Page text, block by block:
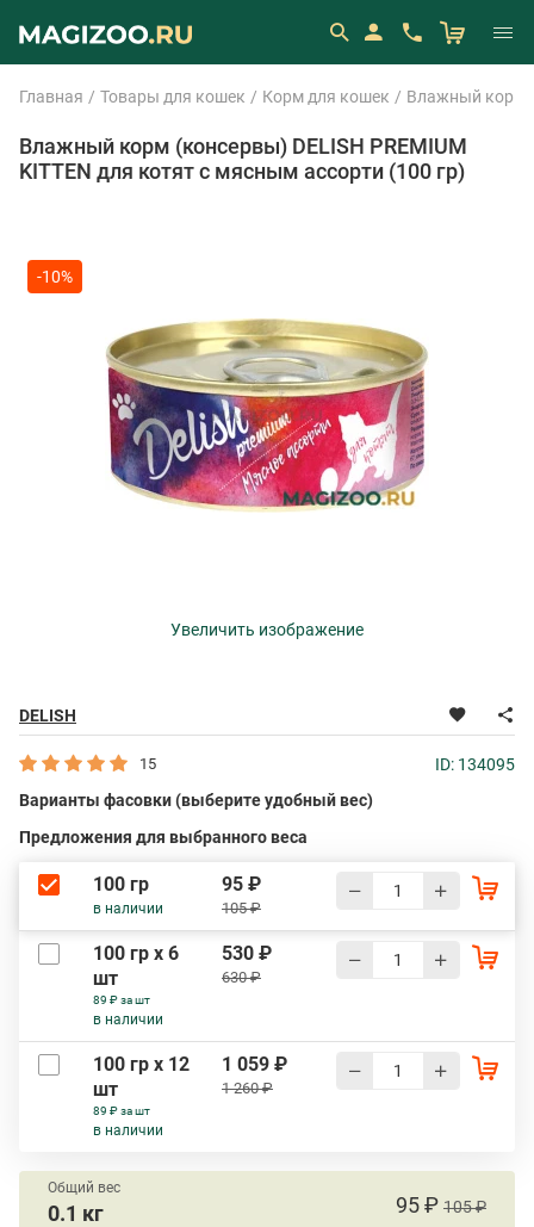
Главная Товары для кошек Корм для кошек Влажный корм
Влажный корм (консервы) DELISH PREMIUM
KITTEN для котят с мясным ассорти (100 гр)
DELISH
-10%
Увеличить изображение
15
ID: 134095
Варианты фасовки (выберите удобный вес)
Предложения для выбранного веса
100 гр
в наличии
95 ₽
105 ₽
100 гр х 6
шт
89 ₽ за шт
в наличии
530 ₽
630 ₽
100 гр х 12
шт
89 ₽ за шт
в наличии
1 059 ₽
1 260 ₽
Общий вес
0.1 кг 95 ₽ 105 ₽